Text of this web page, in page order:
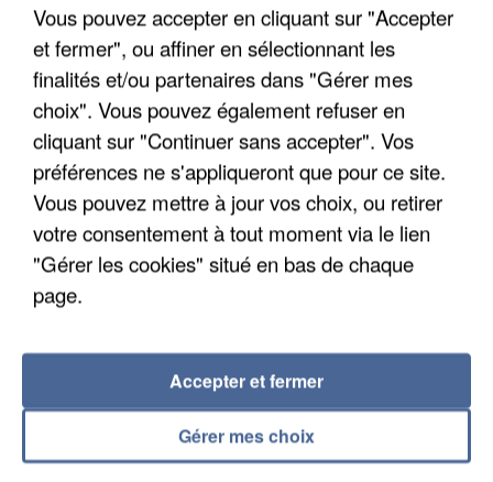
MAFIA INTERPELLÉ EN ALGÉRIE
UN SECOND CADRE DE LA DZ MAFIA
INTERPELLÉ EN ALGÉRIE
Vous pouvez accepter en cliquant sur "Accepter
et fermer", ou affiner en sélectionnant les
finalités et/ou partenaires dans "Gérer mes
choix". Vous pouvez également refuser en
cliquant sur "Continuer sans accepter". Vos
préférences ne s'appliqueront que pour ce site.
Vous pouvez mettre à jour vos choix, ou retirer
votre consentement à tout moment via le lien
"Gérer les cookies" situé en bas de chaque
page.
Gérer mes choix
Accepter et fermer